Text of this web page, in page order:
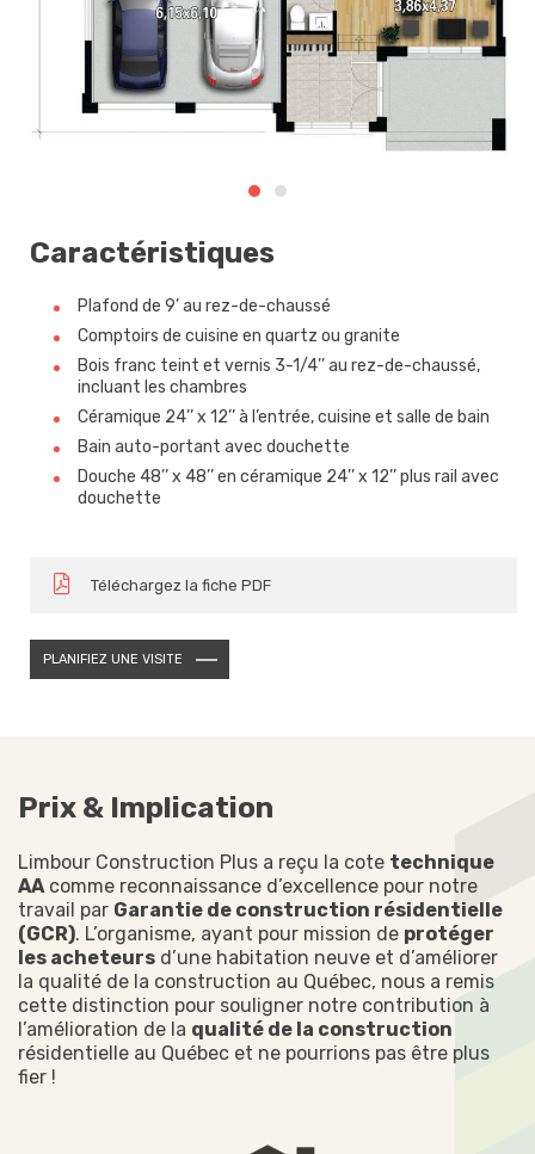
Caractéristiques
Plafond de 9’ au rez-de-chaussé
Comptoirs de cuisine en quartz ou granite
Bois franc teint et vernis 3-1/4’’ au rez-de-chaussé,
incluant les chambres
Céramique 24’’ x 12’’ à l’entrée, cuisine et salle de bain
Bain auto-portant avec douchette
Douche 48’’ x 48’’ en céramique 24’’ x 12’’ plus rail avec
douchette
Téléchargez la fiche PDF
PLANIFIEZ UNE VISITE
Prix & Implication
Limbour Construction Plus a reçu la cote technique
AAcomme reconnaissance d’excellence pour notre
travail par Garantie de construction résidentielle
(GCR). L’organisme, ayant pour mission de protéger
les acheteurs d’une habitation neuve et d’améliorer
la qualité de la construction au Québec, nous a remis
cette distinction pour souligner notre contribution à
l’amélioration de la qualité de la construction
résidentielle au Québec et ne pourrions pas être plus
fier !